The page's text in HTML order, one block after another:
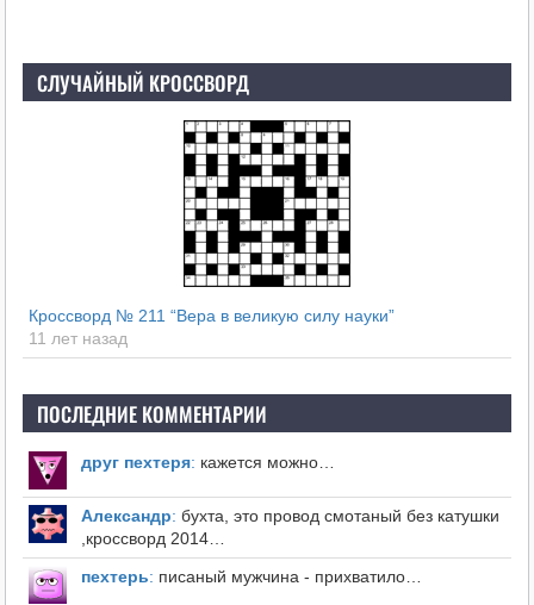
СЛУЧАЙНЫЙ КРОССВОРД
Кроссворд № 211 “Вера в великую силу науки”
11 лет назад
ПОСЛЕДНИЕ КОММЕНТАРИИ
друг пехтеря: кажется можно…
Александр: бухта, это провод смотаный без катушки
,кроссворд 2014…
пехтерь: писаный мужчина - прихватило…